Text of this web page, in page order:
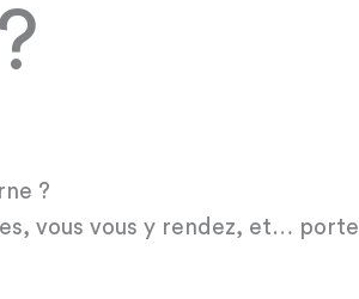
?
vous vous y rendez, et… porte